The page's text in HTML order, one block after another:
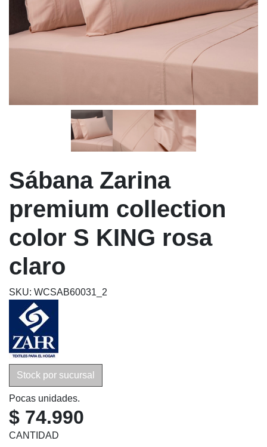
Sábana Zarina
premium collection
color S KING rosa
claro
SKU: WCSAB60031_2
Stock por sucursal
Pocas unidades.
$ 74.990
CANTIDAD